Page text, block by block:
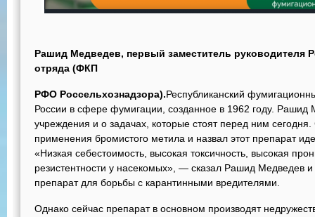
Рашид Медведев, первый заместитель руководителя
отряда (ФКП
РФО Россельхознадзора).Республиканский
России в сфере фумигации, созданное в 1962 году. Рашид
учреждения и о задачах, которые стоят перед ним сегодня.
применения бромистого метила и назвал этот препарат
«Низкая себестоимость, высокая токсичность, высокая
резистентности у насекомых», — сказал Рашид Медведев
препарат для борьбы с карантинными вредителями.
Однако сейчас препарат в основном производят